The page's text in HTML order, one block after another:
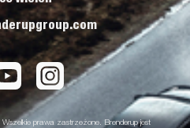
prawa zastrzeżone. Brenderup jest